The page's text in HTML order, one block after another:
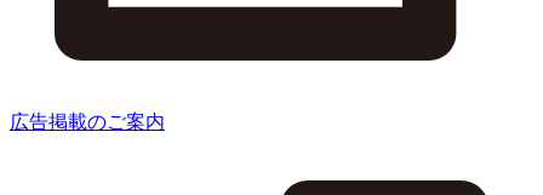
広告掲載のご案内